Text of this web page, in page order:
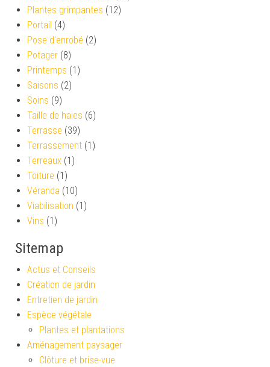
Plantes grimpantes (12)
Portail (4)
Pose d'enrobé (2)
Potager (8)
Printemps (1)
Saisons (2)
Soins (9)
Taille de haies (6)
Terrasse (39)
Terrassement (1)
Terreaux (1)
Toiture (1)
Véranda (10)
Viabilisation (1)
Vins (1)
Sitemap
Actus et Conseils
Création de jardin
Entretien de jardin
Espèce végétale
Plantes et plantations
Aménagement paysager
Clôture et brise-vue